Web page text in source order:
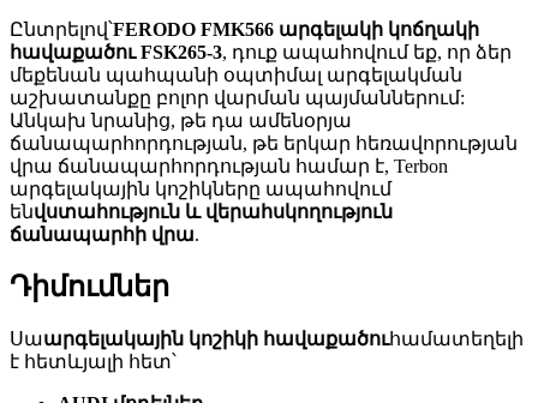
Ընտրելով՝FERODO FMK566 արգելակի կոճղակի ​​
հավաքածու FSK265-3, դուք ապահովում եք, որ ձեր
մեքենան պահպանի օպտիմալ արգելակման
աշխատանքը բոլոր վարման պայմաններում:
Անկախ նրանից, թե դա ամենօրյա
ճանապարհորդության, թե երկար հեռավորության
վրա ճանապարհորդության համար է, Terbon
արգելակային կոշիկները ապահովում
ենվստահություն և վերահսկողություն
ճանապարհի վրա.
Դիմումներ
Սաարգելակային կոշիկի հավաքածուհամատեղելի
է հետևյալի հետ՝